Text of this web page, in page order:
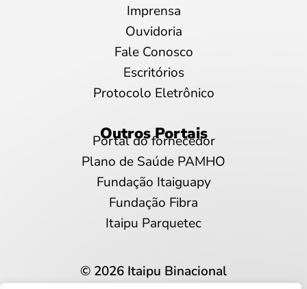
Imprensa
Ouvidoria
Fale Conosco
Escritórios
Protocolo Eletrônico
Outros Portais
Portal do fornecedor
Plano de Saúde PAMHO
Fundação Itaiguapy
Fundação Fibra
Itaipu Parquetec
© 2026 Itaipu Binacional